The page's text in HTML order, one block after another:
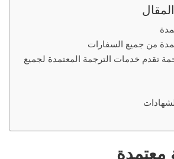
من جميع السفارات
تقدم خدمات الترجمة المعتمدة لجميع